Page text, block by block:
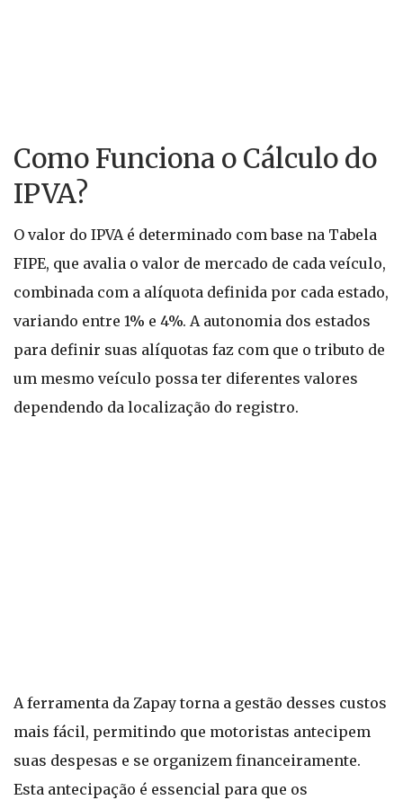
Como Funciona o Cálculo do
IPVA?
O valor do IPVA é determinado com base na Tabela
FIPE, que avalia o valor de mercado de cada veículo,
combinada com a alíquota definida por cada estado,
variando entre 1% e 4%. A autonomia dos estados
para definir suas alíquotas faz com que o tributo de
um mesmo veículo possa ter diferentes valores
dependendo da localização do registro.
A ferramenta da Zapay torna a gestão desses custos
mais fácil, permitindo que motoristas antecipem
suas despesas e se organizem financeiramente.
Esta antecipação é essencial para que os